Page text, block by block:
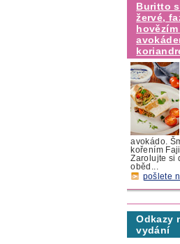
Buritto
žervé,
hovězím
avokádo.
kořením
Zarolujte si
oběd...
pošlete
Odkazy
vydání